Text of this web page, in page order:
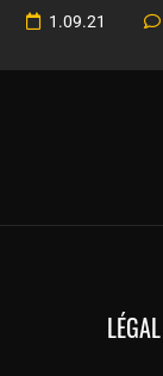
1.09.21
LÉGAL